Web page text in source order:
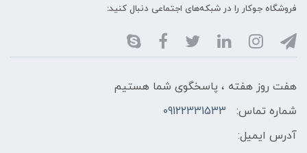
فروشگاه جوکار را در شبکه‌های اجتماعی دنبال کنید:
هفت روز هفته ، پاسخگوی شما هستیم
شماره تماس:
09122331533
آدرس ایمیل: